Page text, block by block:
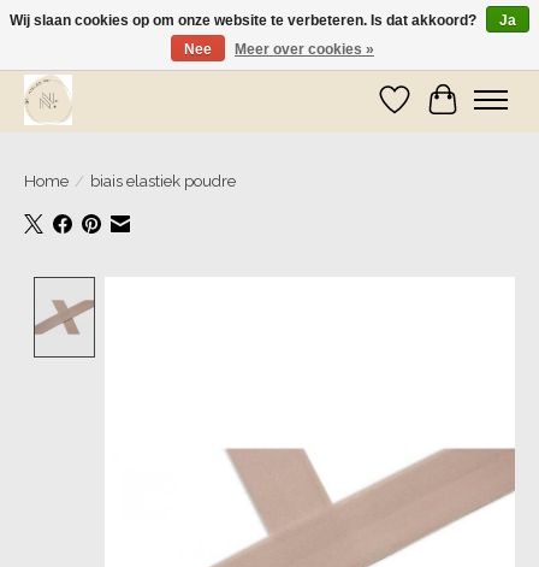
Wij zijn op vakantie! Vanaf zaterdag 9 mei worden er weer pakketjes verzonden
Verlanglijst
Home / biais elastiek poudre
Wij slaan cookies op om onze website te verbeteren. Is dat akkoord?
Ja
Nee
Meer over cookies »